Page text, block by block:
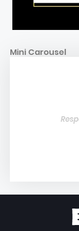
Mini Carousel